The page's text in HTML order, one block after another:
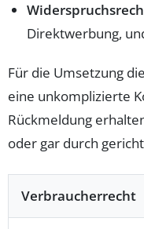
Direktwerbung,
Für die Umsetzung
eine unkomplizierte
Rückmeldung
oder gar durch
Verbraucherrecht